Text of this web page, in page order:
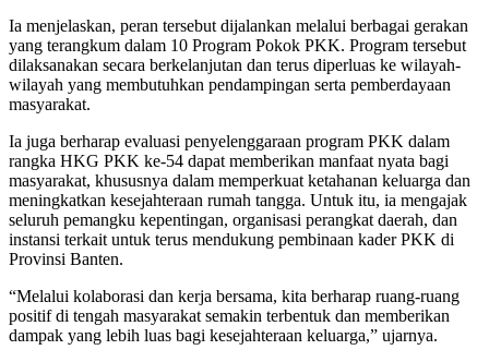
Ia menjelaskan, peran tersebut dijalankan melalui berbagai gerakan
yang terangkum dalam 10 Program Pokok PKK. Program tersebut
dilaksanakan secara berkelanjutan dan terus diperluas ke wilayah-
wilayah yang membutuhkan pendampingan serta pemberdayaan
masyarakat.
Ia juga berharap evaluasi penyelenggaraan program PKK dalam
rangka HKG PKK ke-54 dapat memberikan manfaat nyata bagi
masyarakat, khususnya dalam memperkuat ketahanan keluarga dan
meningkatkan kesejahteraan rumah tangga. Untuk itu, ia mengajak
seluruh pemangku kepentingan, organisasi perangkat daerah, dan
instansi terkait untuk terus mendukung pembinaan kader PKK di
Provinsi Banten.
“Melalui kolaborasi dan kerja bersama, kita berharap ruang-ruang
positif di tengah masyarakat semakin terbentuk dan memberikan
dampak yang lebih luas bagi kesejahteraan keluarga,” ujarnya.